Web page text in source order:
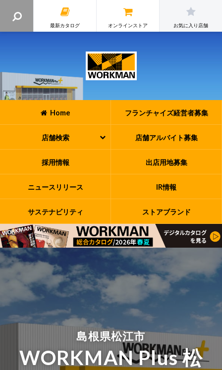
最新カタログ オンラインストア お気に入り店舗
Home フランチャイズ経営者募集
店舗検索 店舗アルバイト募集
採用情報 出店用地募集
ニュースリリース IR情報
サステナビリティ ストアブランド
島根県松江市
WORKMAN Plus 松